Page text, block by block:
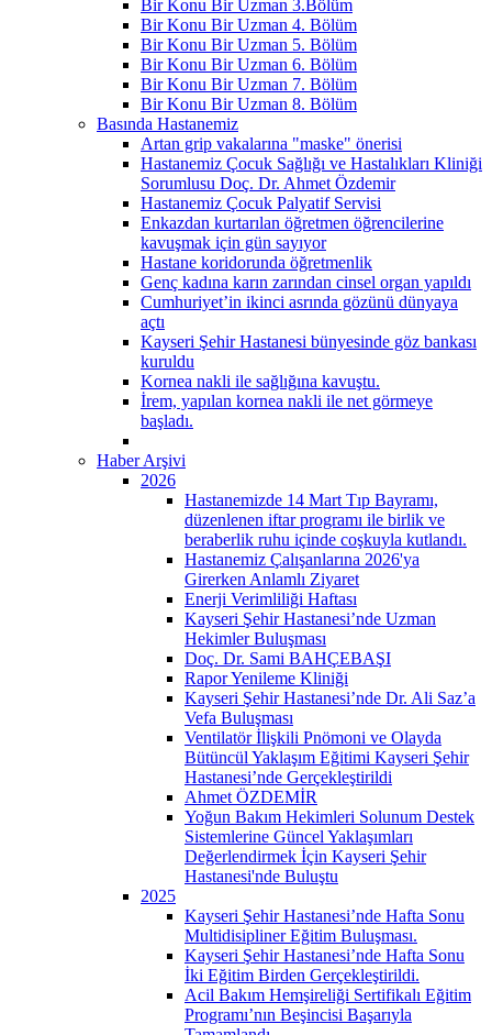
Bir Konu Bir Uzman 3.Bölüm
Bir Konu Bir Uzman 4. Bölüm
Bir Konu Bir Uzman 5. Bölüm
Bir Konu Bir Uzman 6. Bölüm
Bir Konu Bir Uzman 7. Bölüm
Bir Konu Bir Uzman 8. Bölüm
Basında Hastanemiz
Artan grip vakalarına "maske" önerisi
Hastanemiz Çocuk Sağlığı ve Hastalıkları Kliniği
Sorumlusu Doç. Dr. Ahmet Özdemir
Hastanemiz Çocuk Palyatif Servisi
Enkazdan kurtarılan öğretmen öğrencilerine
kavuşmak için gün sayıyor
Hastane koridorunda öğretmenlik
Genç kadına karın zarından cinsel organ yapıldı
Cumhuriyet’in ikinci asrında gözünü dünyaya
açtı
Kayseri Şehir Hastanesi bünyesinde göz bankası
kuruldu
Kornea nakli ile sağlığına kavuştu.
İrem, yapılan kornea nakli ile net görmeye
başladı.
Haber Arşivi
2026
Hastanemizde 14 Mart Tıp Bayramı,
düzenlenen iftar programı ile birlik ve
beraberlik ruhu içinde coşkuyla kutlandı.
Hastanemiz Çalışanlarına 2026'ya
Girerken Anlamlı Ziyaret
Enerji Verimliliği Haftası
Kayseri Şehir Hastanesi’nde Uzman
Hekimler Buluşması
Doç. Dr. Sami BAHÇEBAŞI
Rapor Yenileme Kliniği
Kayseri Şehir Hastanesi’nde Dr. Ali Saz’a
Vefa Buluşması
Ventilatör İlişkili Pnömoni ve Olayda
Bütüncül Yaklaşım Eğitimi Kayseri Şehir
Hastanesi’nde Gerçekleştirildi
Ahmet ÖZDEMİR
Yoğun Bakım Hekimleri Solunum Destek
Sistemlerine Güncel Yaklaşımları
Değerlendirmek İçin Kayseri Şehir
Hastanesi'nde Buluştu
2025
Kayseri Şehir Hastanesi’nde Hafta Sonu
Multidisipliner Eğitim Buluşması.
Kayseri Şehir Hastanesi’nde Hafta Sonu
İki Eğitim Birden Gerçekleştirildi.
Acil Bakım Hemşireliği Sertifikalı Eğitim
Programı’nın Beşincisi Başarıyla